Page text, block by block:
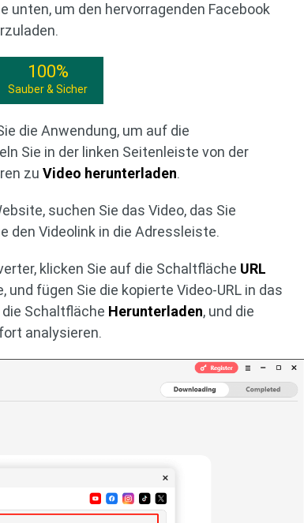
unten, um den hervorragenden Facebook
100%
Sauber & Sicher
die Anwendung, um auf die
Sie in der linken Seitenleiste von der
zuVideo herunterladen.
suchen Sie das Video, das Sie
den Videolink in die Adressleiste.
klicken Sie auf die Schaltfläche URL
und fügen Sie die kopierte Video-URL in das
die Schaltfläche Herunterladen, und die
analysieren.